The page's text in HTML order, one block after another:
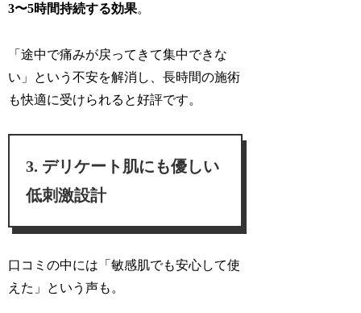
3〜5時間持続する効果。
「途中で痛みが戻ってきて集中できな
い 」という不安を解消し、長時間の施術
も快適に受けられると好評です。
デリケート肌にも優しい
低刺激設計
口コミの中には「敏感肌でも安心して使
えた 」という声も。